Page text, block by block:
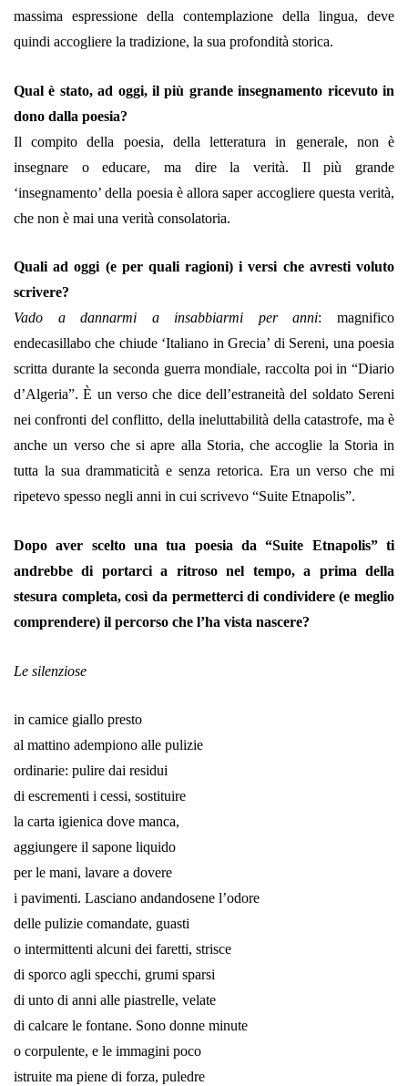
massima espressione della contemplazione della lingua, deve
quindi accogliere la tradizione, la sua profondità storica.
Qual è stato, ad oggi, il più grande insegnamento ricevuto in
dono dalla poesia?
Il compito della poesia, della letteratura in generale, non è
insegnare o educare, ma dire la verità. Il più grande
‘insegnamento’ della poesia è allora saper accogliere questa verità,
che non è mai una verità consolatoria.
Quali ad oggi (e per quali ragioni) i versi che avresti voluto
scrivere?
Vado a dannarmi a insabbiarmi per anni: magnifico
endecasillabo che chiude ‘Italiano in Grecia’ di Sereni, una poesia
scritta durante la seconda guerra mondiale, raccolta poi in “Diario
d’Algeria”. È un verso che dice dell’estraneità del soldato Sereni
nei confronti del conflitto, della ineluttabilità della catastrofe, ma è
anche un verso che si apre alla Storia, che accoglie la Storia in
tutta la sua drammaticità e senza retorica. Era un verso che mi
ripetevo spesso negli anni in cui scrivevo “Suite Etnapolis”.
Dopo aver scelto una tua poesia da “Suite Etnapolis” ti
andrebbe di portarci a ritroso nel tempo, a prima della
stesura completa, così da permetterci di condividere (e meglio
comprendere) il percorso che l’ha vista nascere?
Le silenziose
in camice giallo presto
al mattino adempiono alle pulizie
ordinarie: pulire dai residui
di escrementi i cessi, sostituire
la carta igienica dove manca,
aggiungere il sapone liquido
per le mani, lavare a dovere
i pavimenti. Lasciano andandosene l’odore
delle pulizie comandate, guasti
o intermittenti alcuni dei faretti, strisce
di sporco agli specchi, grumi sparsi
di unto di anni alle piastrelle, velate
di calcare le fontane. Sono donne minute
o corpulente, e le immagini poco
istruite ma piene di forza, puledre